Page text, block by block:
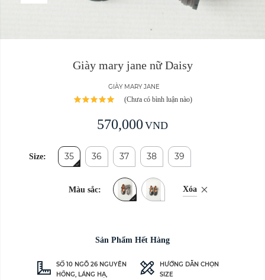
Giày mary jane nữ Daisy
GIÀY MARY JANE
(Chưa có bình luận nào)
570,000 VND
Size: 35 36 37 38 39
Màu sắc: Xóa
Sản Phẩm Hết Hàng
SỐ 10 NGÕ 26 NGUYÊN
HỒNG, LÁNG HẠ,
HƯỚNG DẪN CHỌN
SIZE